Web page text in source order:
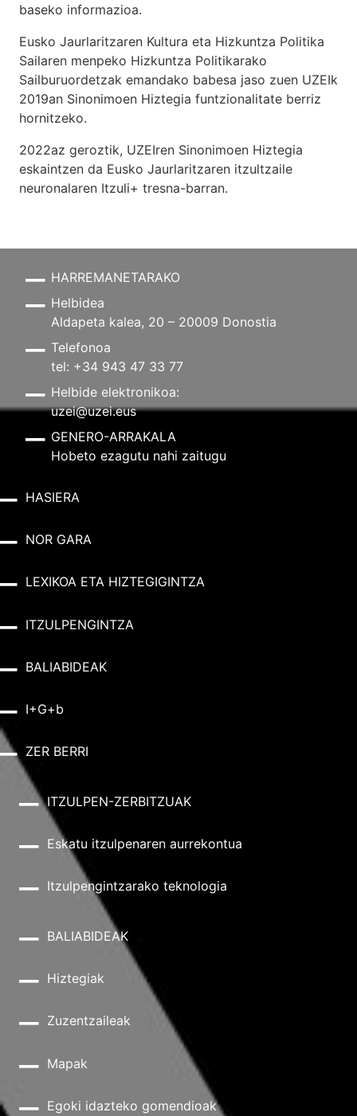
baseko informazioa.
Eusko Jaurlaritzaren Kultura eta Hizkuntza Politika
Sailaren menpeko Hizkuntza Politikarako
Sailburuordetzak emandako babesa jaso zuen UZEIk
2019an Sinonimoen Hiztegia funtzionalitate berriz
hornitzeko.
2022az geroztik, UZEIren Sinonimoen Hiztegia
eskaintzen da Eusko Jaurlaritzaren itzultzaile
neuronalaren Itzuli+ tresna-barran.
HARREMANETARAKO
Helbidea
Aldapeta kalea, 20 – 20009 Donostia
Telefonoa
tel: +34 943 47 33 77
Helbide elektronikoa:
uzei@uzei.eus
GENERO-ARRAKALA
Hobeto ezagutu nahi zaitugu
HASIERA
NOR GARA
LEXIKOA ETA HIZTEGIGINTZA
ITZULPENGINTZA
BALIABIDEAK
I+G+b
ZER BERRI
ITZULPEN-ZERBITZUAK
Eskatu itzulpenaren aurrekontua
Itzulpengintzarako teknologia
BALIABIDEAK
Hiztegiak
Zuzentzaileak
Mapak
Egoki idazteko gomendioak